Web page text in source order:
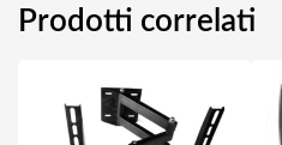
Prodotti correlati